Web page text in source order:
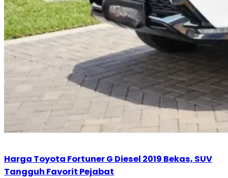
Harga Toyota Fortuner G Diesel 2019 Bekas, SUV
Tangguh Favorit Pejabat